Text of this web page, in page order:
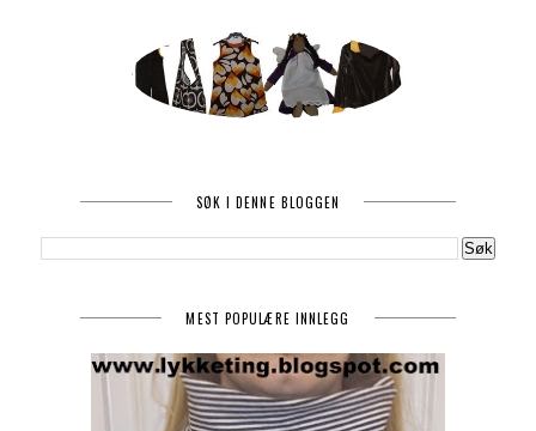
SØK I DENNE BLOGGEN
MEST POPULÆRE INNLEGG